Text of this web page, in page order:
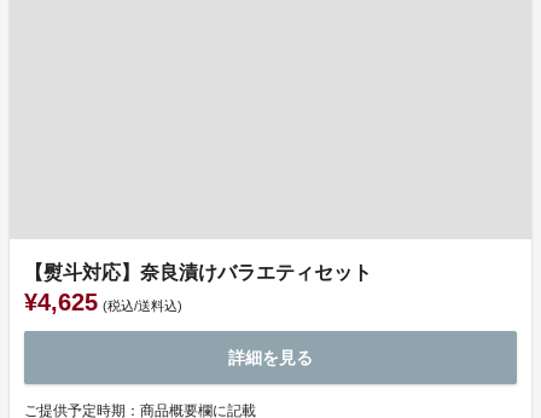
【熨斗対応】奈良漬けバラエティセット
¥4,625 (税込/送料込)
詳細を見る
ご提供予定時期：商品概要欄に記載